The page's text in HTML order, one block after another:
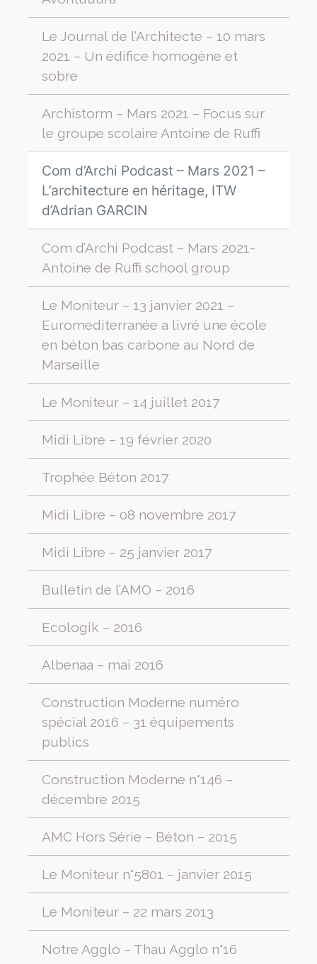
Le Journal de l’Architecte – 10 mars
2021 – Un édifice homogène et
sobre
Archistorm – Mars 2021 – Focus sur
le groupe scolaire Antoine de Ruffi
Com d’Archi Podcast – Mars 2021 –
L’architecture en héritage, ITW
d’Adrian GARCIN
Com d’Archi Podcast – Mars 2021-
Antoine de Ruffi school group
Le Moniteur – 13 janvier 2021 –
Euromediterranée a livré une école
en béton bas carbone au Nord de
Marseille
Le Moniteur – 14 juillet 2017
Midi Libre – 19 février 2020
Trophée Béton 2017
Midi Libre – 08 novembre 2017
Midi Libre – 25 janvier 2017
Bulletin de l’AMO – 2016
Ecologik – 2016
Albenaa – mai 2016
Construction Moderne numéro
spécial 2016 – 31 équipements
publics
Construction Moderne n°146 –
décembre 2015
AMC Hors Série – Béton – 2015
Le Moniteur n°5801 – janvier 2015
Le Moniteur – 22 mars 2013
Notre Agglo – Thau Agglo n°16